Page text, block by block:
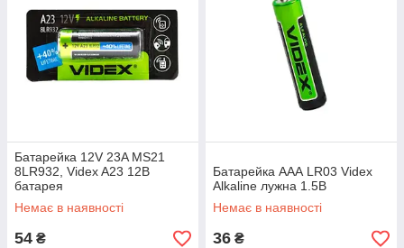
Батарейка 12V 23A MS21
8LR932, Videx A23 12В
батарея
Немає в наявності
54 ₴
Батарейка AAА LR03 Videx
Alkaline лужна 1.5В
Немає в наявності
36 ₴